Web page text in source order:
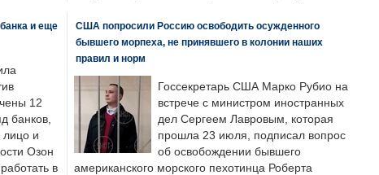
и еще
12
банков,
лицо и
Озон
в
США попросили Россию освободить осужденного
бывшего морпеха, не принявшего в колонии наших
правил и норм
Госсекретарь США Марко Рубио на
встрече с министром иностранных
дел Сергеем Лавровым, которая
прошла 23 июля, подписал вопрос
об освобождении бывшего
американского морского пехотинца Роберта